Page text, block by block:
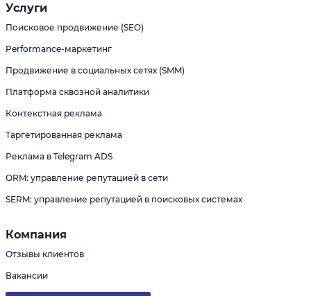
Услуги
Поисковое продвижение (SEO)
Performance-маркетинг
Продвижение в социальных сетях (SMM)
Платформа сквозной аналитики
Контекстная реклама
Таргетированная реклама
Реклама в Telegram ADS
ORM: управление репутацией в сети
SERM: управление репутацией в поисковых системах
Компания
Отзывы клиентов
Вакансии